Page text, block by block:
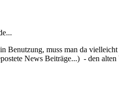
muss man da
News Beiträge...) - den